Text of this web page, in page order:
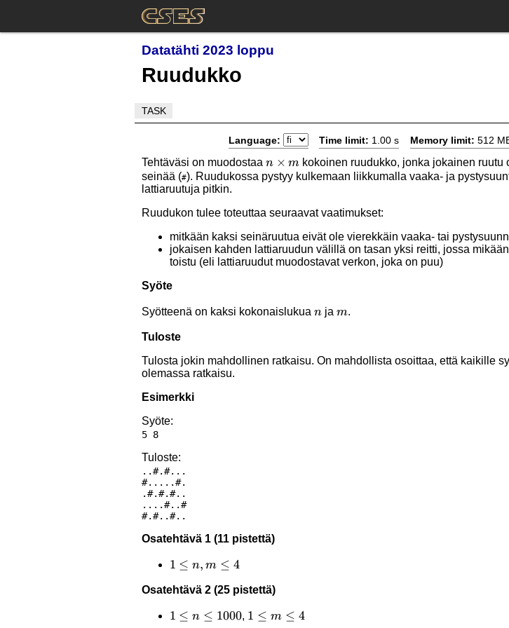
Datatähti 2023 loppu
Ruudukko
TASK
Language: Time limit: 1.00 s Memory limit: 512
Tehtäväsi on muodostaa n\times
m
n × m kokoinen ruudukko, jonka jokainen ruutu
seinää (#). Ruudukossa pystyy kulkemaan liikkumalla vaaka- ja
lattiaruutuja pitkin.
Ruudukon tulee toteuttaa seuraavat vaatimukset:
mitkään kaksi seinäruutua eivät ole vierekkäin vaaka- tai
jokaisen kahden lattiaruudun välillä on tasan yksi reitti, jossa
toistu (eli lattiaruudut muodostavat verkon, joka on puu)
Syöte
Syötteenä on kaksi kokonaislukua n
nja m
m.
Tuloste
Tulosta jokin mahdollinen ratkaisu. On mahdollista osoittaa, että kaikille
olemassa ratkaisu.
Esimerkki
Syöte:
5 8
Tuloste:
..#.#...
#.....#.
.#.#.#..
....#..#
Osatehtävä 1 (11 pistettä)
1\le
1 ≤ n, m ≤ 4
Osatehtävä 2 (25 pistettä)
1\le
1 ≤ n ≤ 1000, 1\le
1 ≤ m ≤ 4